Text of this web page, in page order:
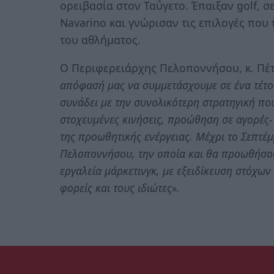
ορειβασία στον Ταΰγετο. Έπαιξαν golf,
Navarino και γνώρισαν τις επιλογές
του αθλήματος.
Ο Περιφερειάρχης Πελοποννήσου, κ.
απόφασή μας να συμμετάσχουμε σε ένα
συνάδει με την συνολικότερη στρατηγική
στοχευμένες κινήσεις, προώθηση σε
της προωθητικής ενέργειας. Μέχρι το
Πελοποννήσου, την οποία και θα
εργαλεία μάρκετινγκ, με εξειδίκευση
φορείς και τους ιδιώτες».